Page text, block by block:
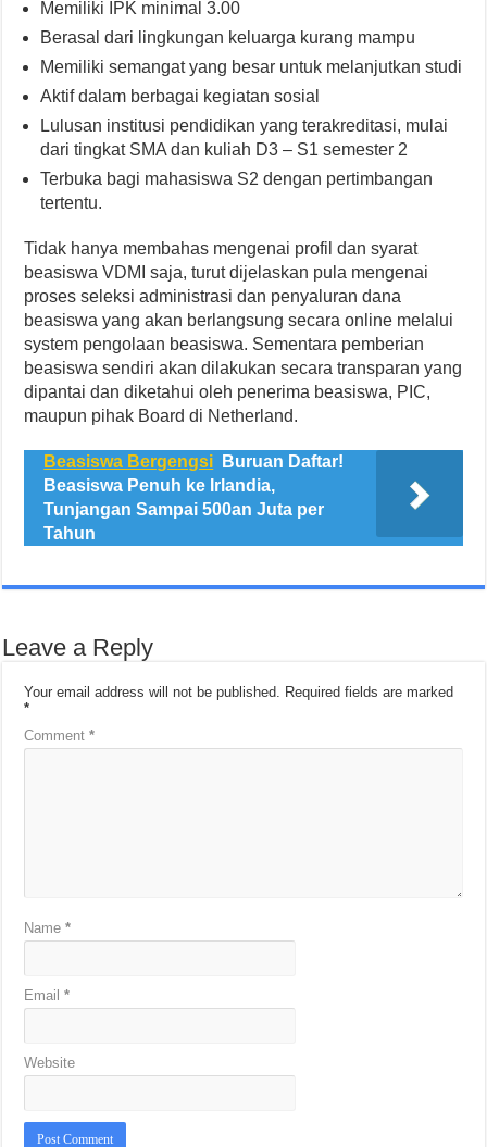
Memiliki IPK minimal 3.00
Berasal dari lingkungan keluarga kurang mampu
Memiliki semangat yang besar untuk melanjutkan studi
Aktif dalam berbagai kegiatan sosial
Lulusan institusi pendidikan yang terakreditasi, mulai
dari tingkat SMA dan kuliah D3 – S1 semester 2
Terbuka bagi mahasiswa S2 dengan pertimbangan
tertentu.
Tidak hanya membahas mengenai profil dan syarat
beasiswa VDMI saja, turut dijelaskan pula mengenai
proses seleksi administrasi dan penyaluran dana
beasiswa yang akan berlangsung secara online melalui
system pengolaan beasiswa. Sementara pemberian
beasiswa sendiri akan dilakukan secara transparan yang
dipantai dan diketahui oleh penerima beasiswa, PIC,
maupun pihak Board di Netherland.
Beasiswa Bergengsi
Buruan Daftar!
Beasiswa Penuh ke Irlandia,
Tunjangan Sampai 500an Juta per
Tahun
Leave a Reply
Your email address will not be published. Required fields are marked
*
Comment*
Name*
Email*
Website